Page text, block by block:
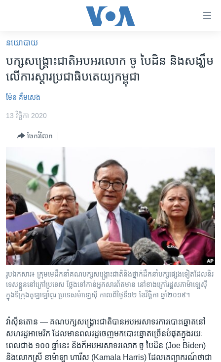
គេហទំព័រ​
ទាក់ទង
និង​
ចូល​
ទំព័រ​
រំលង​
ចូល​
ទៅ​
ទំព័រ​
រចនា
សម្ព័ន្ធ​
រំលង​
និង​
ទៅ​
កាន់​
ស្វែង​
អន្តរជាតិ
ហេឡូវីអូអេ
កម្ពុជាច្នៃប្រតិដ្ឋ
ព្រឹត្តិការណ៍ព័ត៌មាន
ទូរទស្សន៍ / វីដេអូ​
វិទ្យុ / ផតខាសថ៍
កម្មវិធីទាំងអស់
Khmer English
បណ្តាញ​សង្គម
នយោបាយ
បក្ស​សង្គ្រោះ​ជាតិ​អបអរ​លោក ចូ បៃដិន​ និង​សង្ឃឹម​
លើ​ការ​ស្តារ​ប្រជាធិបតេយ្យ​កម្ពុជា
ម៉ែន គឹមសេង
13 វិច្ឆិកា 2020
ចែករំលែក
រូបឯកសារ៖ ក្រុមមេដឹកនាំគណបក្សសង្គ្រោះជាតិនិងថ្នាក់ដឹកនាំបក្សផ្សេងទៀតដែលនិរ
ទេសខ្លួននៅក្រៅប្រទេស ថ្លែងទៅកាន់អ្នកសារព័តមាន នៅខាងក្រៅរដ្ឋសភាម៉ាឡេស៊ី
ក្នុងទីក្រុងគូឡាឡាំពួរ ប្រទេសម៉ាឡេស៊ី កាលពីថ្ងៃទី១២ ខែវិច្ឆិកា ឆ្នាំ២០១៩។
វ៉ាស៊ីនតោន — គណបក្ស​សង្គ្រោះ​ជាតិ​បាន​អបអរ​សាទរ​ការបោះឆ្នោត​នៅ
សហរដ្ឋ​អាមេរិក ​ដែល​មាន​ពលរដ្ឋ​ចេញ​មក​បោះឆ្នោត​ច្រើន​បំផុត​ក្នុង​រយៈ
ពេល​ជាង​ ១០០ ឆ្នាំ​នេះ ​និង​ក៏​អបអរសាទរ​លោក ​ចូ បៃដិន (Joe Biden) ​
និង​លោកស្រី​ ខាម៉ាឡា ហារីស (Kamala Harris) ​ដែលគេ​ព្យាករណ៍​ថា​ជា​